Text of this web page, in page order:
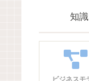
知
ビジネスモ